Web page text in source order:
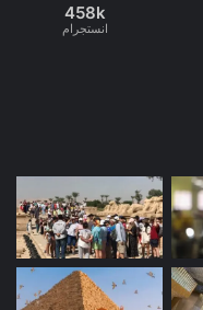
458k
انستجرام